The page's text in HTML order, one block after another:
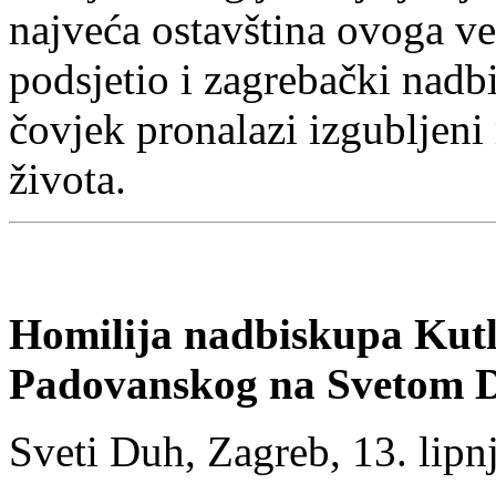
najveća ostavština ovoga
podsjetio i zagrebački
čovjek pronalazi izgubljeni
života.
Homilija nadbiskupa
Padovanskog na Svetom
Sveti Duh, Zagreb, 13.